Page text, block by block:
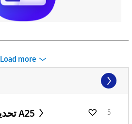
Load more
تحديث رؤية بيكسبي لـ A25 5